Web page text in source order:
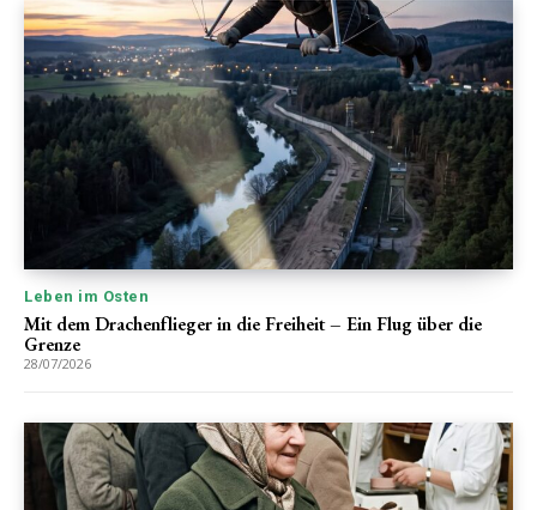
Leben im Osten
Mit dem Drachenflieger in die Freiheit – Ein Flug über die
Grenze
28/07/2026